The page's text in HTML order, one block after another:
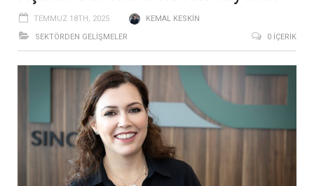
TEMMUZ 18TH, 2025
KEMAL KESKIN
SEKTÖRDEN GELIŞMELER
0 İÇERIK